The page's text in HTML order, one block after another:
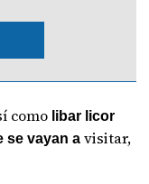
como libar licor
se vayan a visitar,